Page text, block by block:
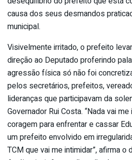
causa dos seus desmandos
municipal.
Visivelmente irritado, o prefeito
direção ao Deputado proferindo
agressão física só não foi
pelos secretários, prefeitos,
lideranças que participavam da
Governador Rui Costa. “Nada vai
coragem para enfrentar e cassar
um prefeito envolvido em
TCM que vai me intimidar”, afirma